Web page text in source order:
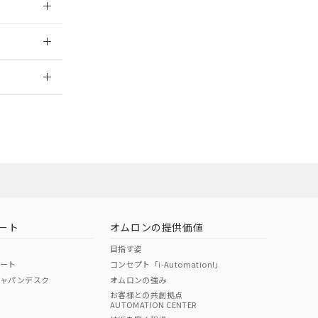
ト
ト
パンデスク
オムロンの提供価値
目指す姿
コンセプト「i-Automation!」
オムロンの強み
お客様との共創拠点
AUTOMATION CENTER